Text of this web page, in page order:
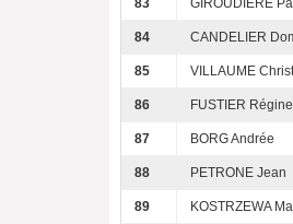
83 GIROUDIÈRE
84 CANDELIER
85 VILLAUME
86 FUSTIER Régine
87 BORG Andrée
88 PETRONE Jean
89 KOSTRZEWA